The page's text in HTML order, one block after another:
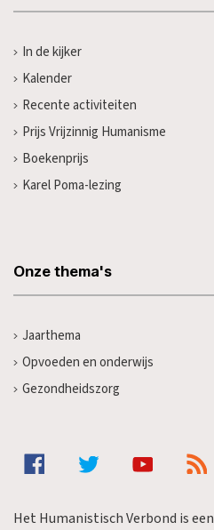
In de kijker
Kalender
Recente activiteiten
Prijs Vrijzinnig Humanisme
Boekenprijs
Karel Poma-lezing
Onze thema's
Jaarthema
Opvoeden en onderwijs
Gezondheidszorg
Het Humanistisch Verbond is een